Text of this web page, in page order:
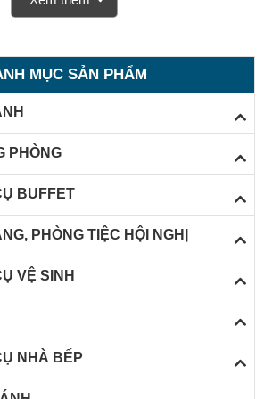
lót bàn ăn cao cấp
MỤC SẢN PHẨM
PHÒNG
BUFFET
PHÒNG TIỆC HỘI NGHỊ
VỆ SINH
NHÀ BẾP